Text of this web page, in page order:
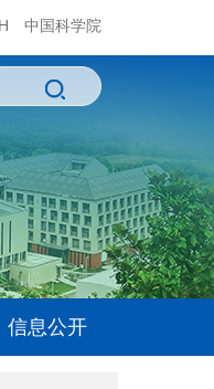
中国科学院
信息公开